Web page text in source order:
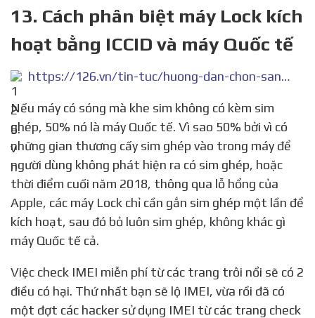
13. Cách phân biệt máy Lock kích
hoạt bằng ICCID và máy Quốc tế
https://126.vn/tin-tuc/huong-dan-chon-san-pham/cach-phan-biet-may-lock-kich-hoat-bang-iccid-va-may-quoc-te/
Nếu máy có sóng mà khe sim không có kèm sim
ghép, 50% nó là máy Quốc tế. Vì sao 50% bởi vì có
những gian thương cấy sim ghép vào trong máy để
người dùng không phát hiện ra có sim ghép, hoặc
thời điểm cuối năm 2018, thông qua lỗ hổng của
Apple, các máy Lock chỉ cần gắn sim ghép một lần để
kích hoạt, sau đó bỏ luôn sim ghép, không khác gì
máy Quốc tế cả.
Việc check IMEI miễn phí từ các trang trôi nổi sẽ có 2
điều có hại. Thứ nhất bạn sẽ lộ IMEI, vừa rồi đã có
một đợt các hacker sử dụng IMEI từ các trang check